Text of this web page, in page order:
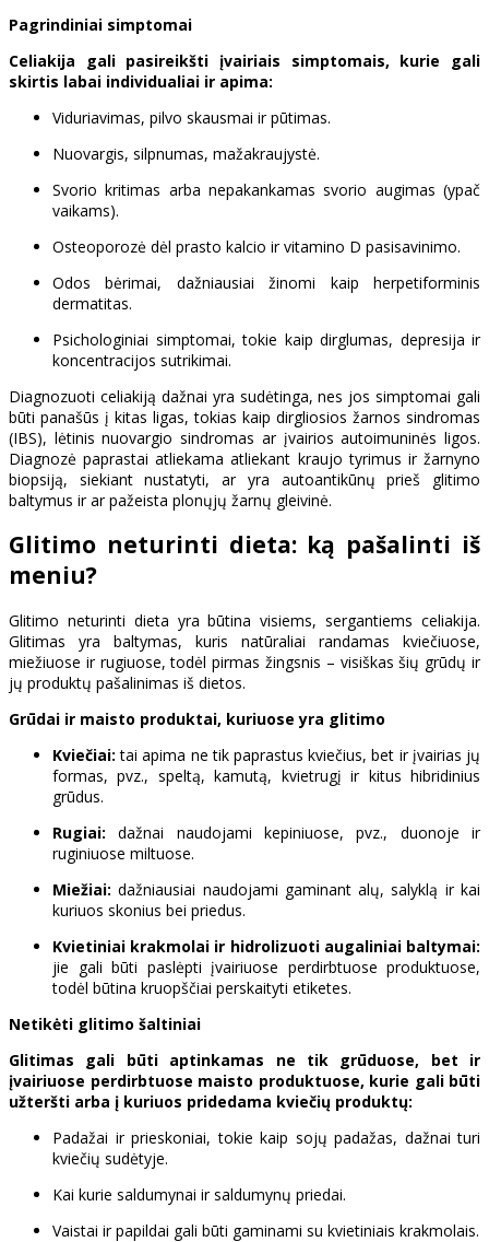
Pagrindiniai simptomai
Celiakija gali pasireikšti įvairiais simptomais, kurie gali
skirtis labai individualiai ir apima:
Viduriavimas, pilvo skausmai ir pūtimas.
Nuovargis, silpnumas, mažakraujystė.
Svorio kritimas arba nepakankamas svorio augimas (ypač
vaikams).
Osteoporozė dėl prasto kalcio ir vitamino D pasisavinimo.
Odos bėrimai, dažniausiai žinomi kaip herpetiforminis
dermatitas.
Psichologiniai simptomai, tokie kaip dirglumas, depresija ir
koncentracijos sutrikimai.
Diagnozuoti celiakiją dažnai yra sudėtinga, nes jos simptomai gali
būti panašūs į kitas ligas, tokias kaip dirgliosios žarnos sindromas
(IBS), lėtinis nuovargio sindromas ar įvairios autoimuninės ligos.
Diagnozė paprastai atliekama atliekant kraujo tyrimus ir žarnyno
biopsiją, siekiant nustatyti, ar yra autoantikūnų prieš glitimo
baltymus ir ar pažeista plonųjų žarnų gleivinė.
Glitimo neturinti dieta: ką pašalinti iš
meniu?
Glitimo neturinti dieta yra būtina visiems, sergantiems celiakija.
Glitimas yra baltymas, kuris natūraliai randamas kviečiuose,
miežiuose ir rugiuose, todėl pirmas žingsnis – visiškas šių grūdų ir
jų produktų pašalinimas iš dietos.
Grūdai ir maisto produktai, kuriuose yra glitimo
Kviečiai: tai apima ne tik paprastus kviečius, bet ir įvairias jų
formas, pvz., speltą, kamutą, kvietrugį ir kitus hibridinius
grūdus.
Rugiai: dažnai naudojami kepiniuose, pvz., duonoje ir
ruginiuose miltuose.
Miežiai:dažniausiai naudojami gaminant alų, salyklą ir kai
kuriuos skonius bei priedus.
Kvietiniai krakmolai ir hidrolizuoti augaliniai baltymai:
jie gali būti paslėpti įvairiuose perdirbtuose produktuose,
todėl būtina kruopščiai perskaityti etiketes.
Netikėti glitimo šaltiniai
Glitimas gali būti aptinkamas ne tik grūduose, bet ir
įvairiuose perdirbtuose maisto produktuose, kurie gali būti
užteršti arba į kuriuos pridedama kviečių produktų:
Padažai ir prieskoniai, tokie kaip sojų padažas, dažnai turi
kviečių sudėtyje.
Kai kurie saldumynai ir saldumynų priedai.
Vaistai ir papildai gali būti gaminami su kvietiniais krakmolais.